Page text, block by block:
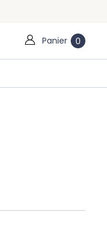
Panier 0